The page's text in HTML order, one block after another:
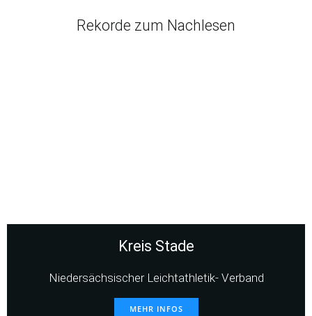
Rekorde zum Nachlesen
Kreis Stade
Niedersächsischer Leichtathletik- Verband
MEHR INFOS